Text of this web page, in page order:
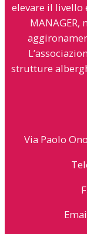
elevare il livello
strutture
Via Paolo